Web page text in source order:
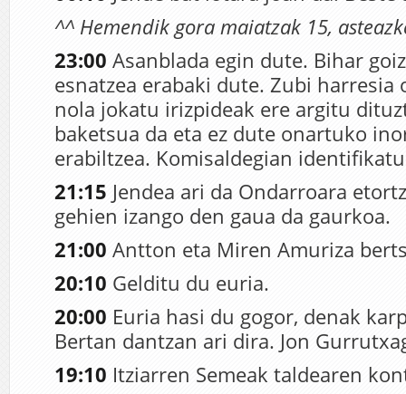
^^ Hemendik gora maiatzak 15,
23:00 Asanblada egin dute. Bihar
esnatzea erabaki dute. Zubi harresia
nola jokatu irizpideak ere argitu
baketsua da eta ez dute onartuko
erabiltzea. Komisaldegian
21:15 Jendea ari da Ondarroara
gehien izango den gaua da gaurkoa.
21:00 Antton eta Miren Amuriza
20:10 Gelditu du euria.
20:00 Euria hasi du gogor, denak
Bertan dantzan ari dira. Jon
19:10 Itziarren Semeak taldearen